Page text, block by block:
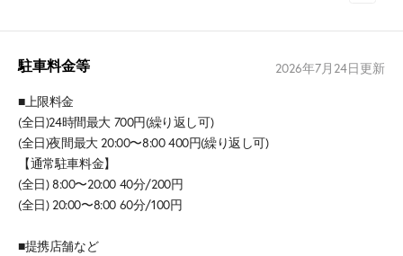
駐車料金等 2026年7月24日更新
■上限料金
(全日)24時間最大 700円(繰り返し可)
(全日)夜間最大 20:00〜8:00 400円(繰り返し可)
【通常駐車料金】
(全日) 8:00〜20:00 40分/200円
(全日) 20:00〜8:00 60分/100円
■提携店舗など